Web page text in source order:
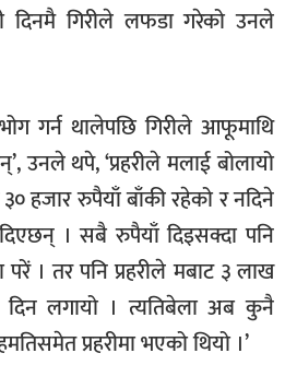
दिनमै गिरीले लफडा गरेको उनले
गर्न थालेपछि गिरीले आफूमाथि
उनले थपे, ‘प्रहरीले मलाई बोलायो
हजार रुपैयाँ बाँकी रहेको र नदिने
। सबै रुपैयाँ दिइसक्दा पनि
परें । तर पनि प्रहरीले मबाट ३ लाख
लगायो । त्यतिबेला अब कुनै
प्रहरीमा भएको थियो ।’